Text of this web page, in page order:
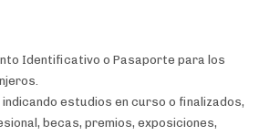
Identificativo o Pasaporte para los
estudios en curso o finalizados,
becas, premios, exposiciones,